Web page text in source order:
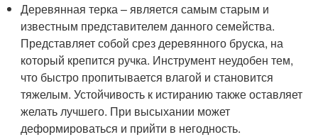
Деревянная терка – является самым старым и
известным представителем данного семейства.
Представляет собой срез деревянного бруска, на
который крепится ручка. Инструмент неудобен тем,
что быстро пропитывается влагой и становится
тяжелым. Устойчивость к истиранию также оставляет
желать лучшего. При высыхании может
деформироваться и прийти в негодность.